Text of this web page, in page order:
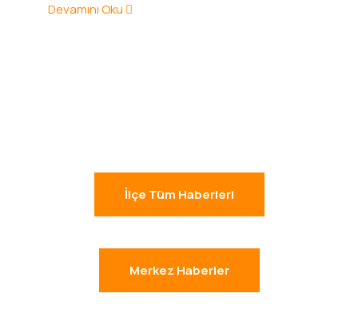
Devamını Oku
İlçe Tüm Haberleri
Merkez Haberler